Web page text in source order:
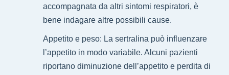
accompagnata da altri sintomi respiratori, è
bene indagare altre possibili cause.
Appetito e peso: La sertralina può influenzare
l’appetito in modo variabile. Alcuni pazienti
riportano diminuzione dell’appetito e perdita di